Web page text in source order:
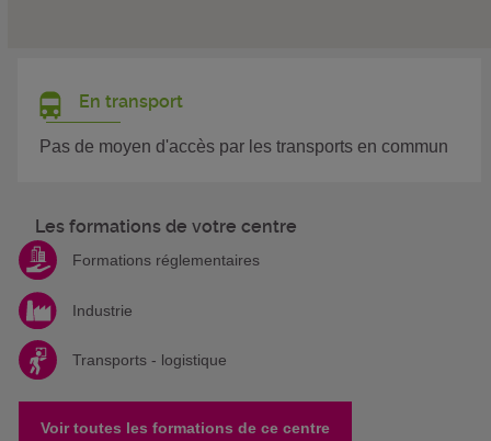
En transport
Pas de moyen d'accès par les transports en commun
Les formations de votre centre
Formations réglementaires
Industrie
Transports - logistique
Voir toutes les formations de ce centre